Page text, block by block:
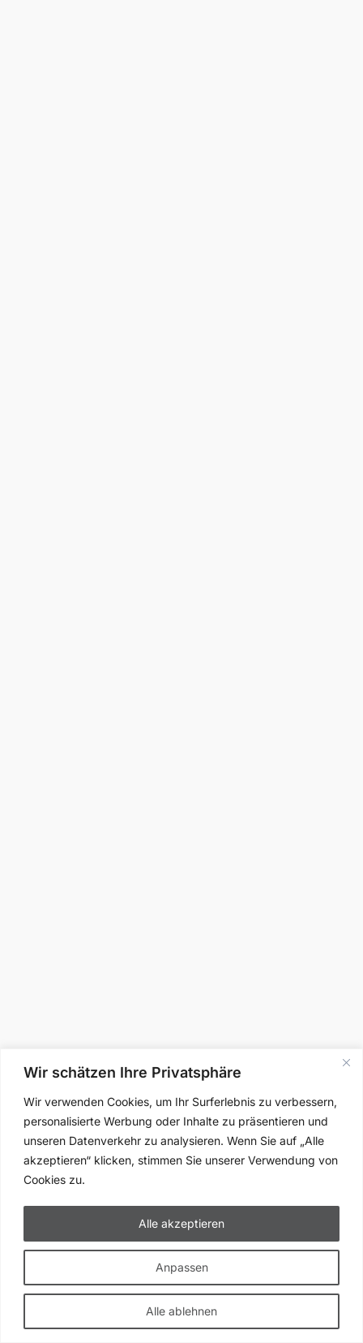
Wir schätzen Ihre Privatsphäre
Wir verwenden Cookies, um Ihr Surferlebnis zu verbessern,
personalisierte Werbung oder Inhalte zu präsentieren und
unseren Datenverkehr zu analysieren. Wenn Sie auf „Alle
akzeptieren“ klicken, stimmen Sie unserer Verwendung von
Cookies zu.
Anpassen
Alle ablehnen
Alle akzeptieren